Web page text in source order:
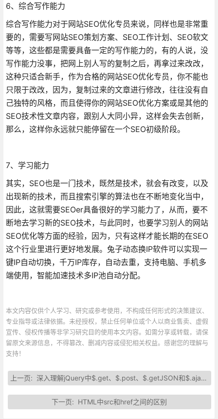
6、综合写作能力
综合写作能力对于网站SEO优化专员来说，同样也是非常重
要的，需要写网站SEO策划方案、SEO工作计划、SEO软文
等等，这些都是需要具备一定的写作能力的，有的人说，没
写作能力没事，把网上别人写的复制之后，再拿过来改改，
这种只适合新手，作为合格的网站SEO优化专员，你不能也
只限于改改，因为，复制过来的文章进行修改，往往没有自
己独特的风格，而且使得你的网站SEO优化方案或是其他的
SEO技术性文章内容，跟别人大同小异，这样会失去创新，
那么，这样你永远就只能停留在一个SEO初级阶段。
7、学习能力
其实，SEO也是一门技术，既然是技术，就会有改变，以及
出现新的技术，而且搜索引擎的算法也在不断地变化当中，
因此，这就需要SEOer具备很好的学习能力了，从而，要不
断地去学习新的SEO技术，与此同时，也要学习别人的网站
SEO优化等方面的经验，因为，只有这样才能长期的在SEO
这个行业里进行更好地发展。兔子动态换IP软件可以实现一
键IP自动切换，千万IP库存，自动去重，支持电脑、手机多
端使用，智能加速技术多IP池自动分配。
本文内容仅供个人学习、研究或参考使用，不构成任何形式的决策建议、
专业指导或法律依据。未经授权，禁止任何单位或个人以商业售卖、虚假
宣传、侵权传播等非学习研究目的使用本文内容。如需分享或转载，请保
留原文来源信息，不得篡改、删减内容或侵犯相关权益。感谢您的理解与
支持！
上一页:深入理解jQuery中$.get、$.post、$.getJSON和$.ajax的用法
下一页: HTML中src和href之间的区别